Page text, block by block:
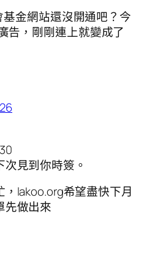
基金網站還沒開通吧？今
告，剛剛連上就變成了
次見到你時簽。
，lakoo.org希望盡快下月
先做出來